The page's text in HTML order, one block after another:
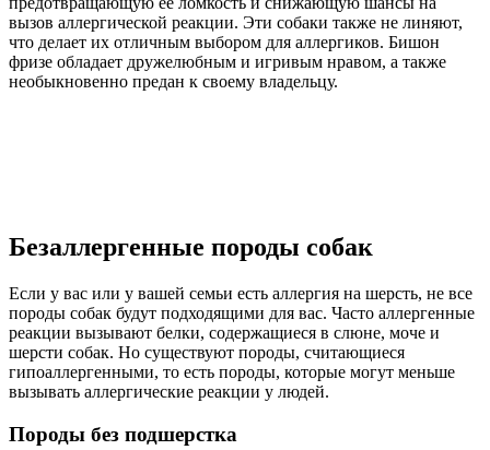
вызов аллергической реакции. Эти собаки также не линяют,
что делает их отличным выбором для аллергиков. Бишон
фризе обладает дружелюбным и игривым нравом, а также
необыкновенно предан к своему владельцу.
Безаллергенные породы собак
Если у вас или у вашей семьи есть аллергия на шерсть, не все
породы собак будут подходящими для вас. Часто аллергенные
реакции вызывают белки, содержащиеся в слюне, моче и
шерсти собак. Но существуют породы, считающиеся
гипоаллергенными, то есть породы, которые могут меньше
вызывать аллергические реакции у людей.
Породы без подшерстка